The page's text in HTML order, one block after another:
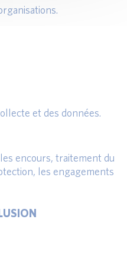
et des données.
encours, traitement du
les engagements